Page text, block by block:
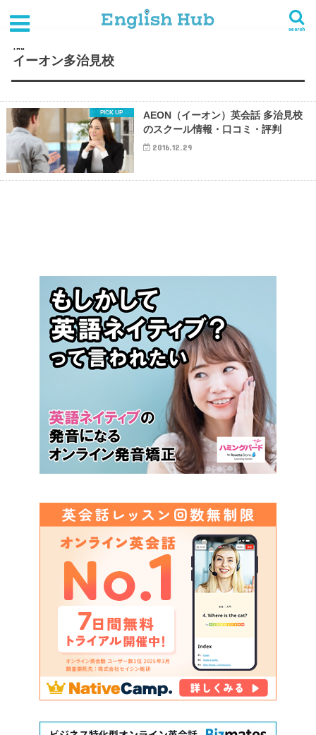
search
タグ : イーオン多治見校
TAG
イーオン多治見校
AEON（イーオン）英会話 多治見校
のスクール情報・口コミ・評判
2016.12.29